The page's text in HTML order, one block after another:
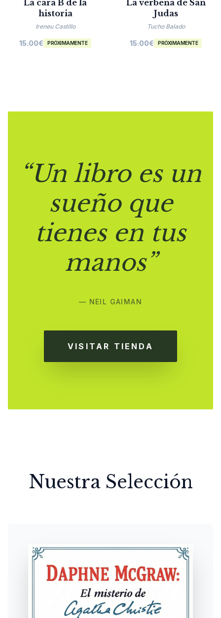
La cara B de la
historia
Ireneu Castillo
15.00€ PRÓXIMAMENTE
La verbena de San
Judas
Tucho Balado
15.00€ PRÓXIMAMENTE
“Un libro es un
sueño que
tienes en tus
manos”
— NEIL GAIMAN
VISITAR TIENDA
Nuestra Selección